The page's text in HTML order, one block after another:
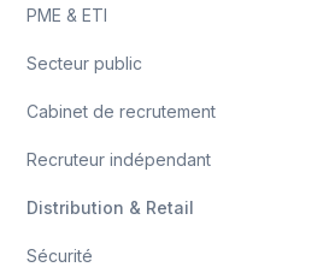
PME & ETI
Secteur public
Cabinet de recrutement
Recruteur indépendant
Distribution & Retail
Sécurité